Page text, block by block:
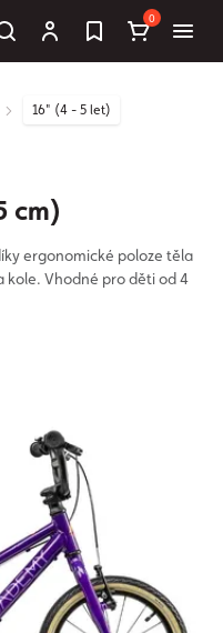
0
16" (4 - 5 let)
cm)
ergonomické poloze těla
kole. Vhodné pro děti od 4